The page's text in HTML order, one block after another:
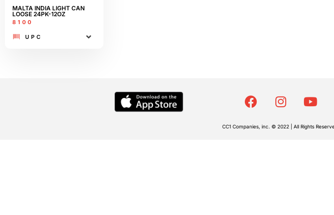
MALTA INDIA LIGHT CAN
LOOSE 24PK-12OZ
8100
UPC
CC1 Companies, inc. © 2022 | All Rights